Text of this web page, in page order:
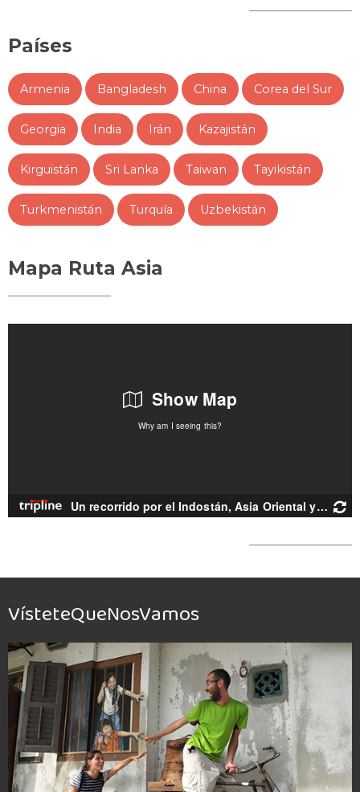
Países
Armenia Bangladesh China Corea del Sur
Georgia India Irán Kazajistán
Kirguistán Sri Lanka Taiwan Tayikistán
Turkmenistán Turquía Uzbekistán
Mapa Ruta Asia
VísteteQueNosVamos